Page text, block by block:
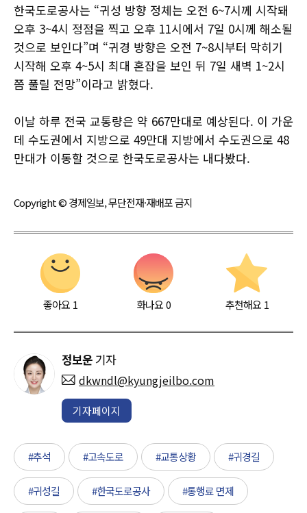
한국도로공사는 “귀성 방향 정체는 오전 6~7시께 시작돼
오후 3~4시 정점을 찍고 오후 11시에서 7일 0시께 해소될
것으로 보인다”며 “귀경 방향은 오전 7~8시부터 막히기
시작해 오후 4~5시 최대 혼잡을 보인 뒤 7일 새벽 1~2시
쯤 풀릴 전망”이라고 밝혔다.
이날 하루 전국 교통량은 약 667만대로 예상된다. 이 가운
데 수도권에서 지방으로 49만대 지방에서 수도권으로 48
만대가 이동할 것으로 한국도로공사는 내다봤다.
Copyright © 경제일보, 무단전재·재배포 금지
좋아요 1 화나요0 추천해요 1
정보운 기자
dkwndl@kyungjeilbo.com
기자페이지
#추석 #고속도로 #교통상황 #귀경길
#귀성길 #한국도로공사 #통행료 면제